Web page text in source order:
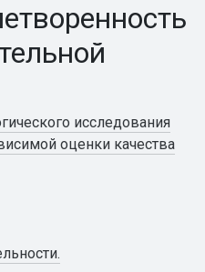
исследования
оценки качества